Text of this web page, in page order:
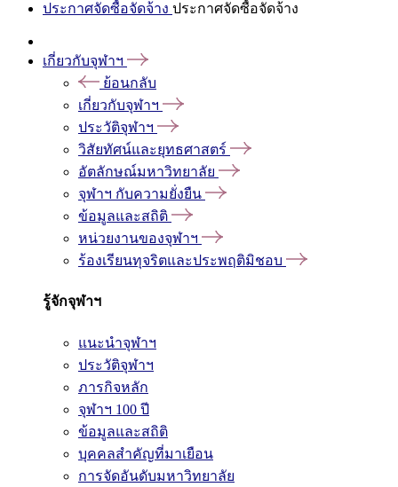
ประกาศจัดซื้อจัดจ้าง ประกาศจัดซื้อจัดจ้าง
เกี่ยวกับจุฬาฯ
ย้อนกลับ
เกี่ยวกับจุฬาฯ
ประวัติจุฬาฯ
วิสัยทัศน์และยุทธศาสตร์
อัตลักษณ์มหาวิทยาลัย
จุฬาฯ กับความยั่งยืน
ข้อมูลและสถิติ
หน่วยงานของจุฬาฯ
ร้องเรียนทุจริตและประพฤติมิชอบ
รู้จักจุฬาฯ
แนะนำจุฬาฯ
ประวัติจุฬาฯ
ภารกิจหลัก
จุฬาฯ 100 ปี
ข้อมูลและสถิติ
บุคคลสำคัญที่มาเยือน
การจัดอันดับมหาวิทยาลัย